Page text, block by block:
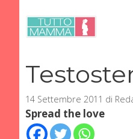
contenuto
14 Settembre 2011 di
Spread the love